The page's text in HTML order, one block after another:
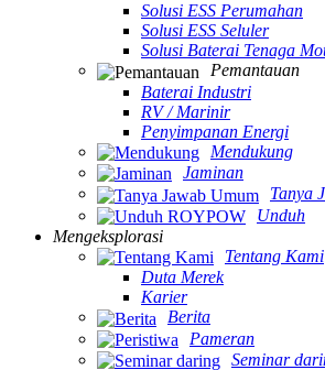
Solusi ESS Perumahan
Solusi ESS Seluler
Solusi Baterai Tenaga
Pemantauan
Baterai Industri
RV / Marinir
Penyimpanan Energi
Mendukung
Jaminan
Tanya
Unduh
Mengeksplorasi
Tentang Kami
Duta Merek
Karier
Berita
Pameran
Seminar